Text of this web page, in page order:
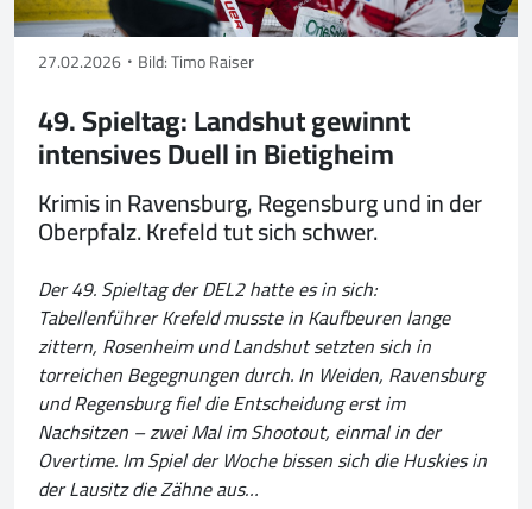
27.02.2026 Bild: Timo Raiser
49. Spieltag: Landshut gewinnt
intensives Duell in Bietigheim
Krimis in Ravensburg, Regensburg und in der
Oberpfalz. Krefeld tut sich schwer.
Der 49. Spieltag der DEL2 hatte es in sich:
Tabellenführer Krefeld musste in Kaufbeuren lange
zittern, Rosenheim und Landshut setzten sich in
torreichen Begegnungen durch. In Weiden, Ravensburg
und Regensburg fiel die Entscheidung erst im
Nachsitzen – zwei Mal im Shootout, einmal in der
Overtime. Im Spiel der Woche bissen sich die Huskies in
der Lausitz die Zähne aus…